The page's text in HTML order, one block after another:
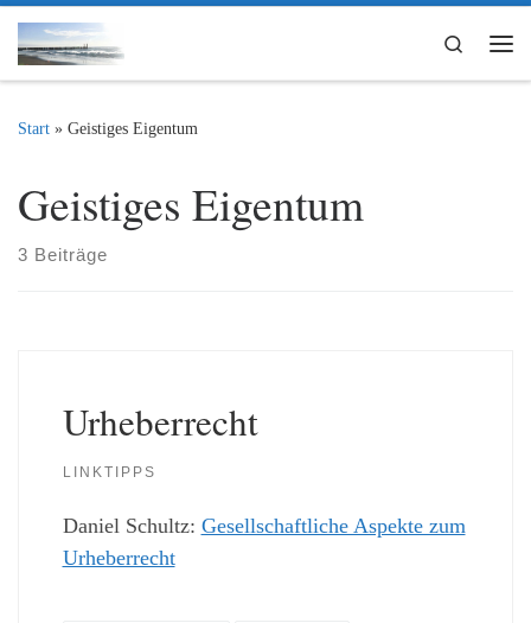
Zum Inhalt springen
Search
Start » Geistiges Eigentum
Geistiges Eigentum
3 Beiträge
Urheberrecht
LINKTIPPS
Daniel Schultz: Gesellschaftliche Aspekte zum
Urheberrecht